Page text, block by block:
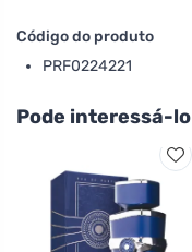
Código do produto
PRF0224221
Pode interessá-lo